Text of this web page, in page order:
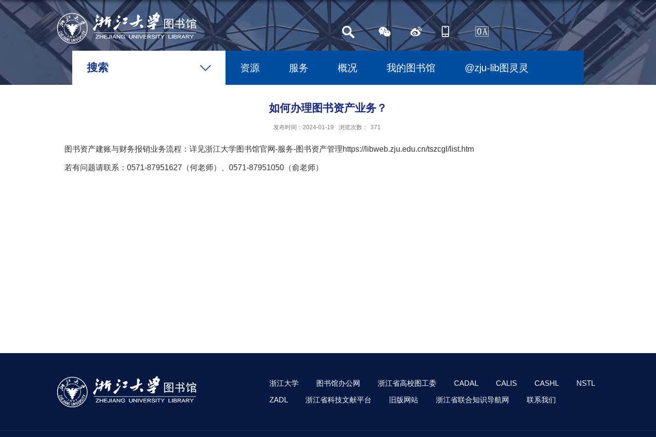
搜索 资源 服务 概况 我的图书馆 @zju-lib图灵灵
如何办理图书资产业务？
发布时间：2024-01-19 浏览次数： 371
图书资产建账与财务报销业务流程：详见浙江大学图书馆官网-服务-图书资产管理https://libweb.zju.edu.cn/tszcgl/list.htm
若有问题请联系：0571-87951627（何老师）、0571-87951050（俞老师）
浙江大学 图书馆办公网 浙江省高校图工委 CADAL CALIS CASHL
NSTL
ZADL
浙江省科技文献平台 旧版网站 浙江省联合知识导航网 联系我们